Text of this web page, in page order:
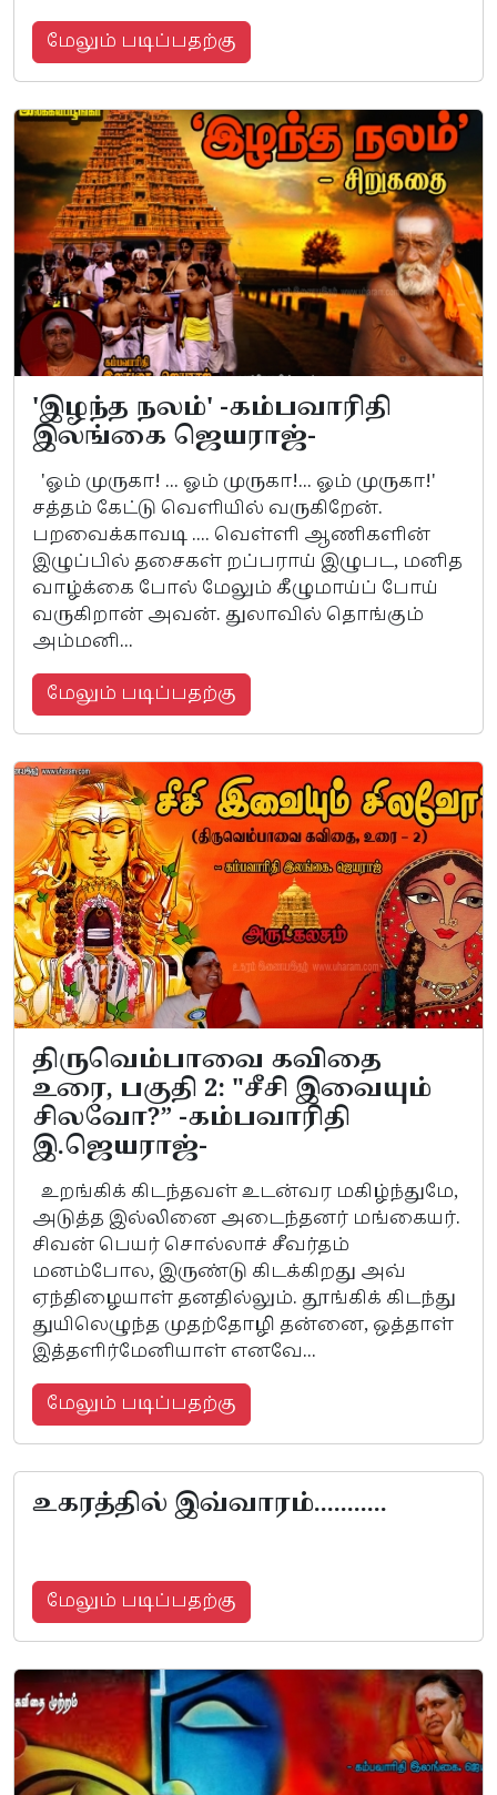
மேலும் படிப்பதற்கு
'இழந்த நலம்' -கம்பவாரிதி
இலங்கை ஜெயராஜ்-
'ஓம் முருகா! ... ஓம் முருகா!... ஓம் முருகா!'
சத்தம் கேட்டு வெளியில் வருகிறேன்.
பறவைக்காவடி .... வெள்ளி ஆணிகளின்
இழுப்பில் தசைகள் றப்பராய் இழுபட, மனித
வாழ்க்கை போல் மேலும் கீழுமாய்ப் போய்
வருகிறான் அவன். துலாவில் தொங்கும்
அம்மனி...
மேலும் படிப்பதற்கு
திருவெம்பாவை கவிதை
உரை, பகுதி 2: "சீசி இவையும்
சிலவோ?” -கம்பவாரிதி
இ.ஜெயராஜ்-
உறங்கிக் கிடந்தவள் உடன்வர மகிழ்ந்துமே,
அடுத்த இல்லினை அடைந்தனர் மங்கையர்.
சிவன் பெயர் சொல்லாச் சீவர்தம்
மனம்போல, இருண்டு கிடக்கிறது அவ்
ஏந்திழையாள் தனதில்லும். தூங்கிக் கிடந்து
துயிலெழுந்த முதற்தோழி தன்னை, ஒத்தாள்
இத்தளிர்மேனியாள் எனவே...
மேலும் படிப்பதற்கு
உகரத்தில் இவ்வாரம்...........
மேலும் படிப்பதற்கு